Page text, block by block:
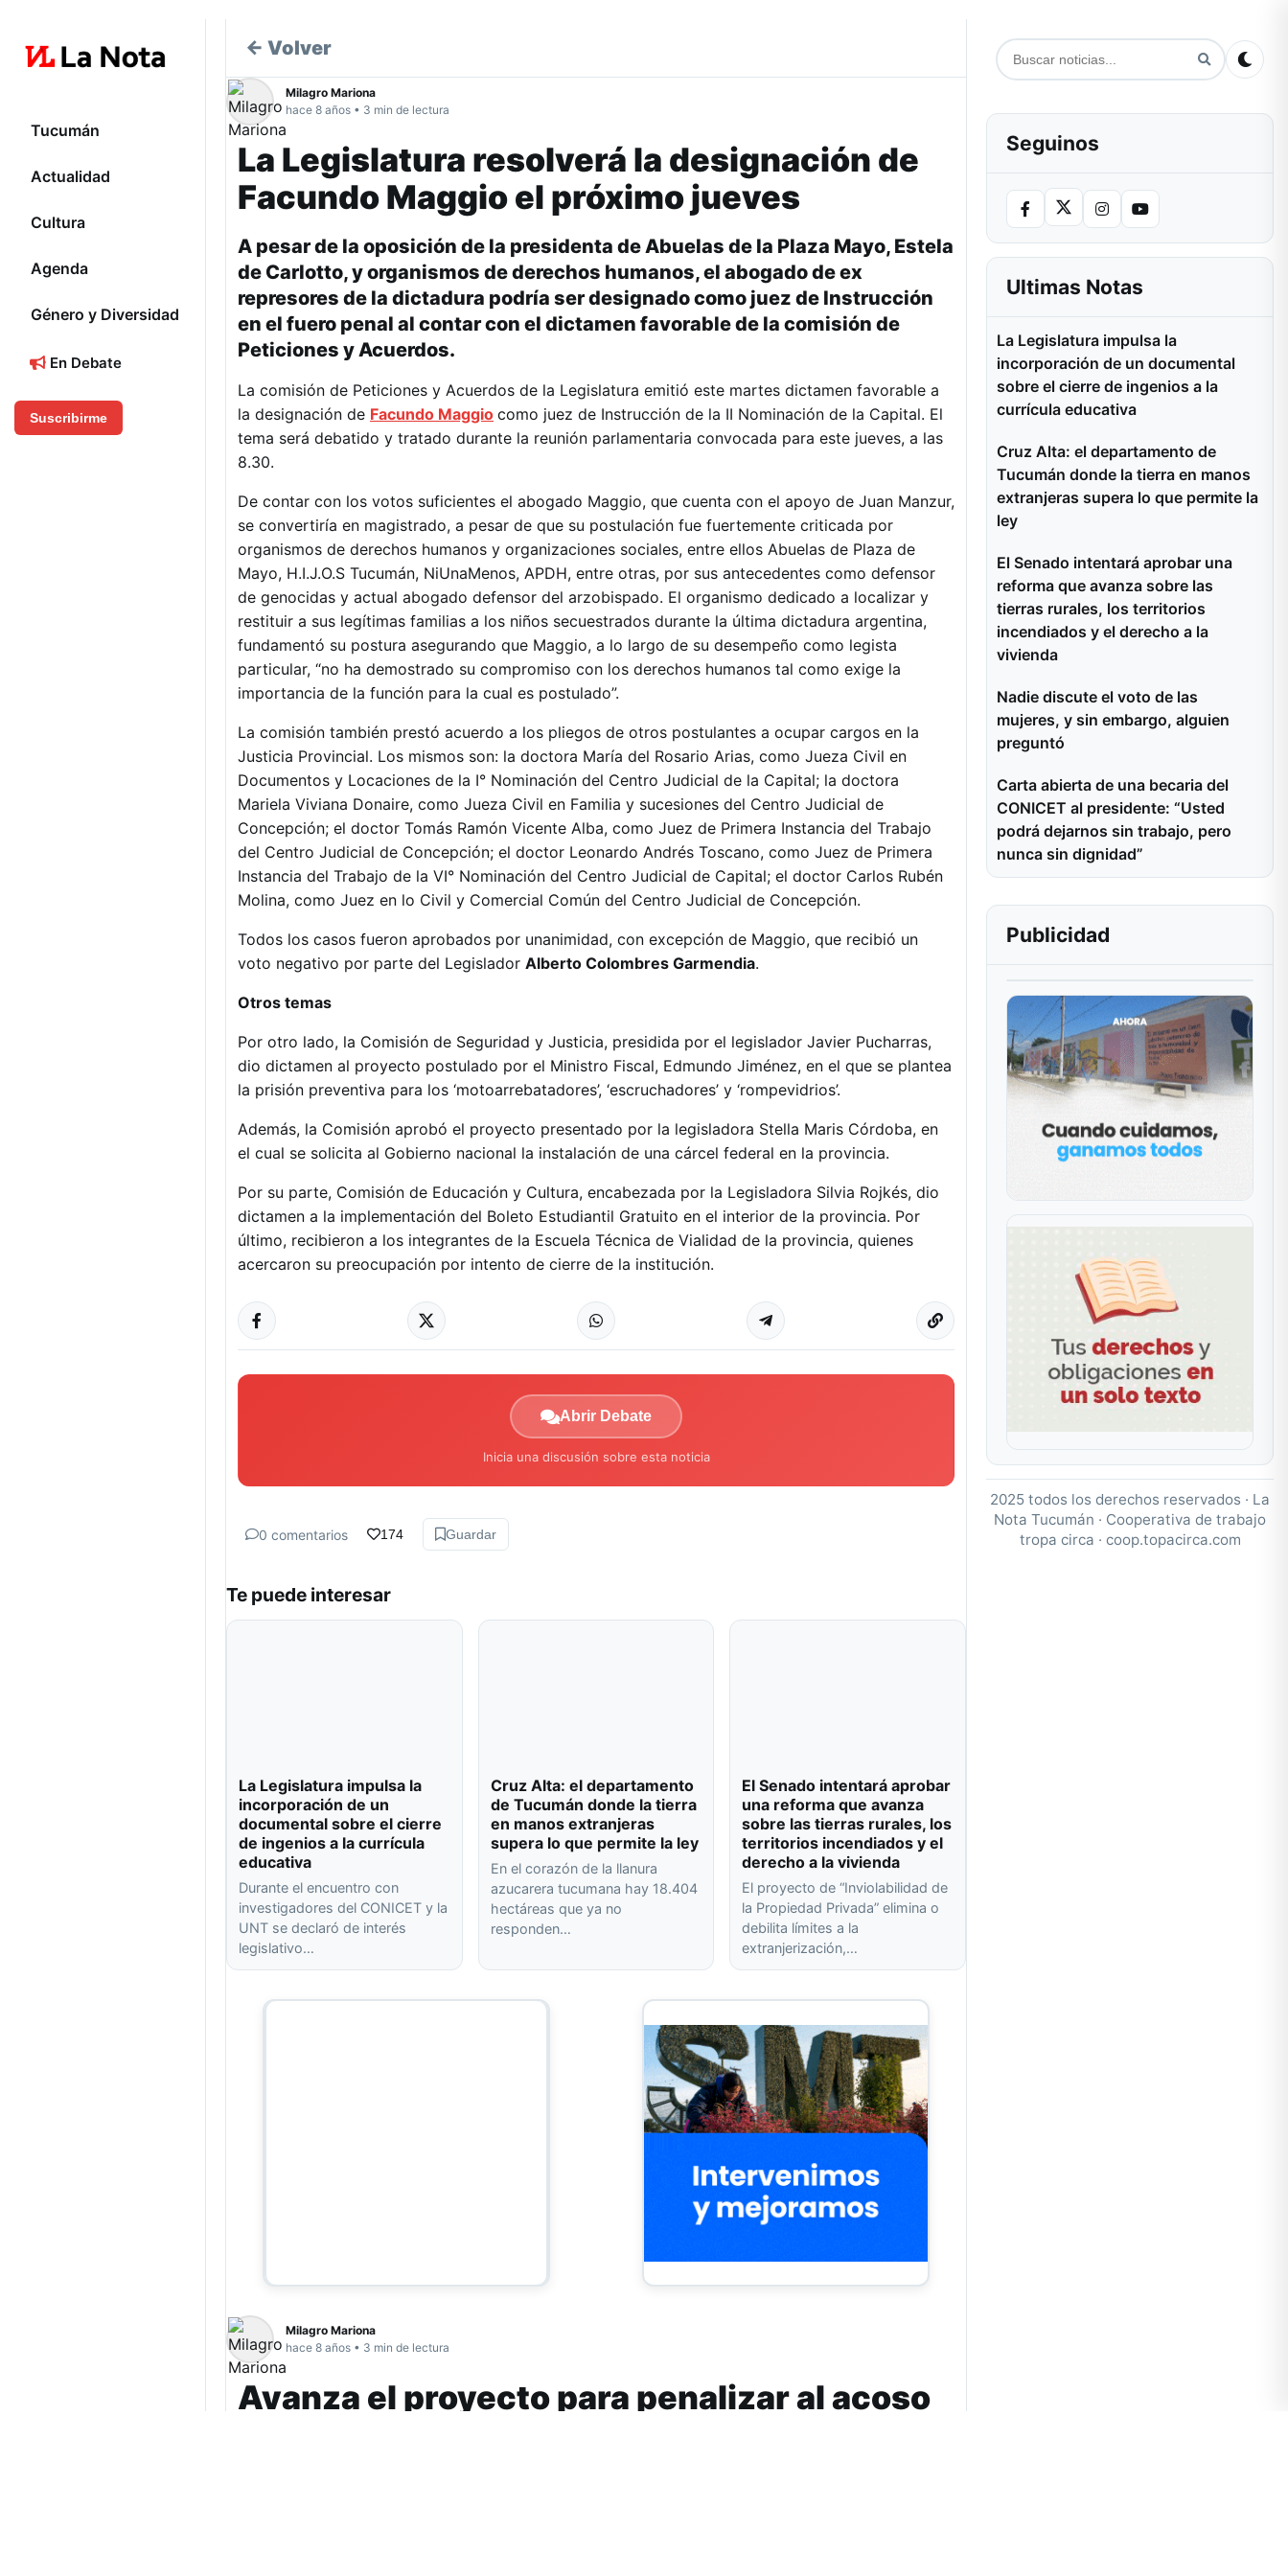
Tucumán
Actualidad
Cultura
Agenda
Género y Diversidad
En Debate
Suscribirme
← Volver
Milagro Mariona
hace 8 años • 3 min de lectura
La Legislatura resolverá la designación de
Facundo Maggio el próximo jueves
A pesar de la oposición de la presidenta de Abuelas de la Plaza Mayo, Estela
de Carlotto, y organismos de derechos humanos, el abogado de ex
represores de la dictadura podría ser designado como juez de Instrucción
en el fuero penal al contar con el dictamen favorable de la comisión de
Peticiones y Acuerdos.
La comisión de Peticiones y Acuerdos de la Legislatura emitió este martes dictamen favorable a
la designación de Facundo Maggio como juez de Instrucción de la II Nominación de la Capital. El
tema será debatido y tratado durante la reunión parlamentaria convocada para este jueves, a las
8.30.
De contar con los votos suficientes el abogado Maggio, que cuenta con el apoyo de Juan Manzur,
se convertiría en magistrado, a pesar de que su postulación fue fuertemente criticada por
organismos de derechos humanos y organizaciones sociales, entre ellos Abuelas de Plaza de
Mayo, H.I.J.O.S Tucumán, NiUnaMenos, APDH, entre otras, por sus antecedentes como defensor
de genocidas y actual abogado defensor del arzobispado. El organismo dedicado a localizar y
restituir a sus legítimas familias a los niños secuestrados durante la última dictadura argentina,
fundamentó su postura asegurando que Maggio, a lo largo de su desempeño como legista
particular, “no ha demostrado su compromiso con los derechos humanos tal como exige la
importancia de la función para la cual es postulado”.
La comisión también prestó acuerdo a los pliegos de otros postulantes a ocupar cargos en la
Justicia Provincial. Los mismos son: la doctora María del Rosario Arias, como Jueza Civil en
Documentos y Locaciones de la I° Nominación del Centro Judicial de la Capital; la doctora
Mariela Viviana Donaire, como Jueza Civil en Familia y sucesiones del Centro Judicial de
Concepción; el doctor Tomás Ramón Vicente Alba, como Juez de Primera Instancia del Trabajo
del Centro Judicial de Concepción; el doctor Leonardo Andrés Toscano, como Juez de Primera
Instancia del Trabajo de la VI° Nominación del Centro Judicial de Capital; el doctor Carlos Rubén
Molina, como Juez en lo Civil y Comercial Común del Centro Judicial de Concepción.
Todos los casos fueron aprobados por unanimidad, con excepción de Maggio, que recibió un
voto negativo por parte del Legislador Alberto Colombres Garmendia.
Otros temas
Por otro lado, la Comisión de Seguridad y Justicia, presidida por el legislador Javier Pucharras,
dio dictamen al proyecto postulado por el Ministro Fiscal, Edmundo Jiménez, en el que se plantea
la prisión preventiva para los ‘motoarrebatadores’, ‘escruchadores’ y ‘rompevidrios’.
Además, la Comisión aprobó el proyecto presentado por la legisladora Stella Maris Córdoba, en
el cual se solicita al Gobierno nacional la instalación de una cárcel federal en la provincia.
Por su parte, Comisión de Educación y Cultura, encabezada por la Legisladora Silvia Rojkés, dio
dictamen a la implementación del Boleto Estudiantil Gratuito en el interior de la provincia. Por
último, recibieron a los integrantes de la Escuela Técnica de Vialidad de la provincia, quienes
acercaron su preocupación por intento de cierre de la institución.
Abrir Debate
Inicia una discusión sobre esta noticia
0 comentarios 174 Guardar
Te puede interesar
La Legislatura impulsa la
incorporación de un
documental sobre el cierre
de ingenios a la currícula
educativa
Durante el encuentro con
investigadores del CONICET y la
UNT se declaró de interés
legislativo…
Cruz Alta: el departamento
de Tucumán donde la tierra
en manos extranjeras
supera lo que permite la ley
En el corazón de la llanura
azucarera tucumana hay 18.404
hectáreas que ya no
responden…
El Senado intentará aprobar
una reforma que avanza
sobre las tierras rurales, los
territorios incendiados y el
derecho a la vivienda
El proyecto de “Inviolabilidad de
la Propiedad Privada” elimina o
debilita límites a la
extranjerización,…
Milagro Mariona
hace 8 años • 3 min de lectura
Avanza el proyecto para penalizar al acoso
Seguinos
Ultimas Notas
La Legislatura impulsa la
incorporación de un documental
sobre el cierre de ingenios a la
currícula educativa
Cruz Alta: el departamento de
Tucumán donde la tierra en manos
extranjeras supera lo que permite la
ley
El Senado intentará aprobar una
reforma que avanza sobre las
tierras rurales, los territorios
incendiados y el derecho a la
vivienda
Nadie discute el voto de las
mujeres, y sin embargo, alguien
preguntó
Carta abierta de una becaria del
CONICET al presidente: “Usted
podrá dejarnos sin trabajo, pero
nunca sin dignidad”
Publicidad
2025 todos los derechos reservados · La
Nota Tucumán · Cooperativa de trabajo
tropa circa · coop.topacirca.com